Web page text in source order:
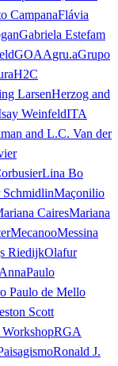
CampanaFlávia
Gabriela Estefam
GOAAgru.aGrupo
H2C
LarsenHerzog and
WeinfeldITA
and L.C. Van der
Lina Bo
SchmidlinMaçonilio
CairesMariana
MecanooMessina
RiedijkOlafur
Paulo
Paulo de Mello
Scott
RGA
Ronald J.